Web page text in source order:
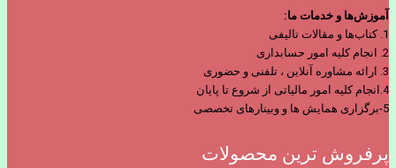
آموزش‌ها و خدمات ما:
1. کتاب‌ها و مقالات تالیفی
2. انجام کلیه امور حسابداری
3. ارائه مشاوره آنلاین ، تلفنی و حضوری
4.انجام کلیه امور مالیاتی از شروع تا پایان
5-برگزاری همایش ها و وبینارهای تخصصی
پرفروش ترین محصولات